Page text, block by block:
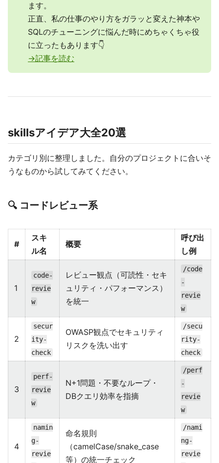
ます。
正直、私の仕事のやり方をガラッと変えた神本や
SQLのチューニングに悩んだ時にめちゃくちゃ役
に立ったもあります👇
→記事を読む
skillsアイデア大全20選
カテゴリ別に整理しました。自分のプロジェクトに合いそ
うなものから試してみてください。
🔍 コードレビュー系
#
スキ
ル名
概要
呼び出
し例
1
code-
revie
w
レビュー観点（可読性・セキ
ュリティ・パフォーマンス）
を統一
/code
-
revie
w
2
secur
ity-
check
OWASP観点でセキュリティ
リスクを洗い出す
/secu
rity-
check
3
perf-
revie
w
N+1問題・不要なループ・
DBクエリ効率を指摘
/perf
-
revie
w
4
namin
g-
revie
命名規則
（camelCase/snake_case
等）の統一チェック
/nami
ng-
revie